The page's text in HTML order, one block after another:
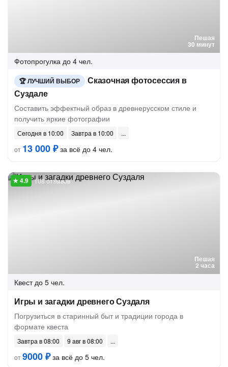
Пешая
30 минут
Фотопрогулка до 4 чел.
ЛУЧШИЙ ВЫБОР
Сказочная фотосессия в
Суздале
Составить эффектный образ в древнерусском стиле и
получить яркие фотографии
Сегодня в 10:00
Завтра в 10:00
от 13 000 ₽за всё до 4 чел.
Пешая
2 часа
108 отзывов
Квест до 5 чел.
Игры и загадки древнего Суздаля
Погрузиться в старинный быт и традиции города в
формате квеста
Завтра в 08:00
9 авг в 08:00
от9000 ₽за всё до 5 чел.